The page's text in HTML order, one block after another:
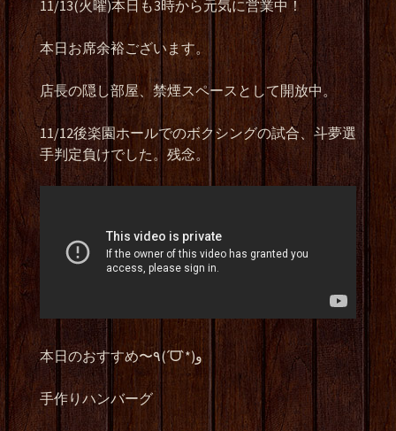
11/13(火曜)本日も3時から元気に営業中！
本日お席余裕ございます。
店長の隠し部屋、禁煙スペースとして開放中。
11/12後楽園ホールでのボクシングの試合、斗夢選
手判定負けでした。残念。
本日のおすすめ〜٩(ˊᗜˋ*)و
手作りハンバーグ